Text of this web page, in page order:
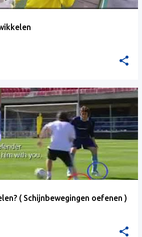
( Schijnbewegingen oefenen )